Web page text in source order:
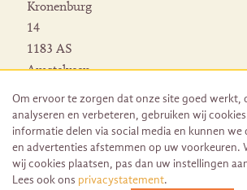
Kronenburg
14
1183 AS
Amstelveen
Herroeping
bestelling
Om ervoor te zorgen dat onze site goed werkt,
analyseren en verbeteren, gebruiken wij
informatie delen via social media en kunnen we
en advertenties afstemmen op uw voorkeuren.
wij cookies plaatsen, pas dan uw instellingen
Lees ook ons privacystatement.